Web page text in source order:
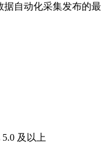
据自动化采集发布的最
及以上